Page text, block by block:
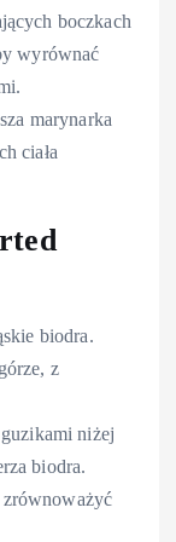
boczkach
wyrównać
marynarka
ciała
biodra.
z
niżej
biodra.
zrównoważyć